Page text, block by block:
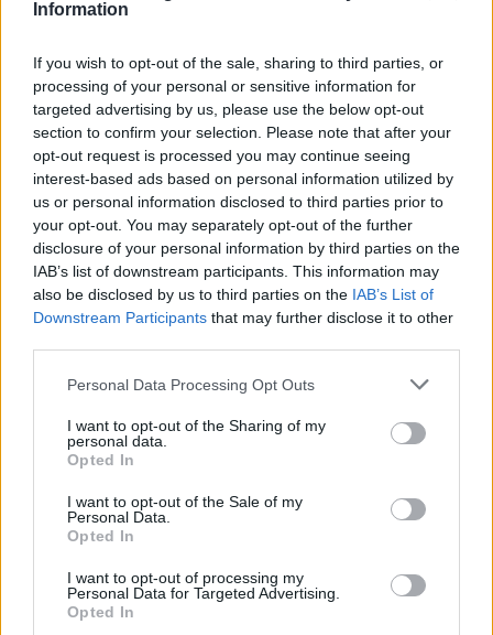
Information
If you wish to opt-out of the sale, sharing to third parties, or
processing of your personal or sensitive information for
targeted advertising by us, please use the below opt-out
section to confirm your selection. Please note that after your
opt-out request is processed you may continue seeing
interest-based ads based on personal information utilized by
us or personal information disclosed to third parties prior to
your opt-out. You may separately opt-out of the further
disclosure of your personal information by third parties on the
IAB’s list of downstream participants. This information may
also be disclosed by us to third parties on the IAB’s List of
Downstream Participants that may further disclose it to other
Personal Data Processing Opt Outs
I want to opt-out of the Sharing of my
personal data.
Opted In
I want to opt-out of the Sale of my
Personal Data.
Opted In
I want to opt-out of processing my
Personal Data for Targeted Advertising.
Opted In
Alpha Bank: Για πρώτη φορά το Αρχαίο Θέατρο Επιδαύρου άνοιξε τις
πύλες του σε όλους
ESG Report 2025: Πώς η ΑΒ Βασιλόπουλος μετατρέπει τη
βιωσιμότητα σε καθημερινή πράξη
ΠΕΡΙΣΣΌΤΕΡΑ ΣΕ ΑΥΤΉ ΤΗΝ ΚΑΤΗΓΟΡΊΑ
ΕΛΣΤΑΤ: Στο 3,2% ο
Στο 5,3% στα τρόφιμα
10/04/2024 - 12:30
«7+7 σημεία» για εμπόριο